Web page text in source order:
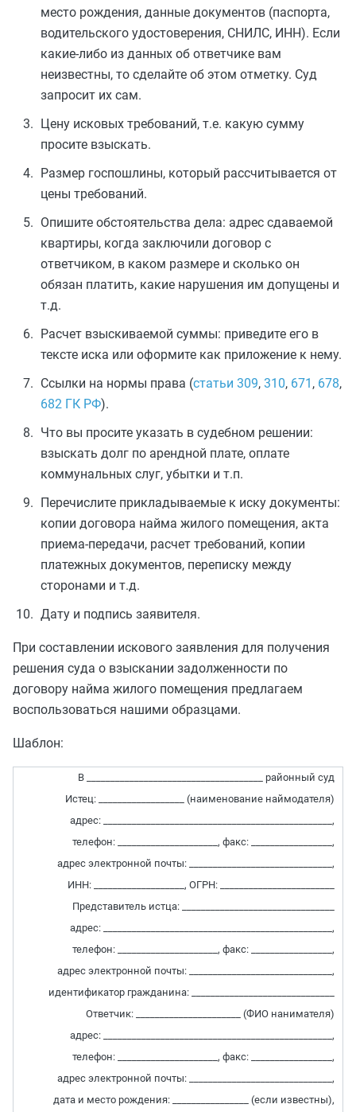
место рождения, данные документов (паспорта,
водительского удостоверения, СНИЛС, ИНН). Если
какие-либо из данных об ответчике вам
неизвестны, то сделайте об этом отметку. Суд
запросит их сам.
Цену исковых требований, т.е. какую сумму
просите взыскать.
Размер госпошлины, который рассчитывается от
цены требований.
Опишите обстоятельства дела: адрес сдаваемой
квартиры, когда заключили договор с
ответчиком, в каком размере и сколько он
обязан платить, какие нарушения им допущены и
т.д.
Расчет взыскиваемой суммы: приведите его в
тексте иска или оформите как приложение к нему.
Ссылки на нормы права (статьи 309, 310, 671 , 678,
682 ГК РФ).
Что вы просите указать в судебном решении:
взыскать долг по арендной плате, оплате
коммунальных слуг, убытки и т.п.
Перечислите прикладываемые к иску документы:
копии договора найма жилого помещения, акта
приема-передачи, расчет требований, копии
платежных документов, переписку между
сторонами и т.д.
Дату и подпись заявителя.
При составлении искового заявления для получения
решения суда о взыскании задолженности по
договору найма жилого помещения предлагаем
воспользоваться нашими образцами.
Шаблон:
В _____________________________________ районный суд
Истец: __________________ (наименование наймодателя)
адрес: ________________________________________________,
телефон: _____________________, факс: _________________,
адрес электронной почты: ______________________________,
ИНН: ___________________, ОГРН: ________________________
Представитель истца: ________________________________
адрес: ________________________________________________,
телефон: _____________________, факс: _________________,
адрес электронной почты: ______________________________,
идентификатор гражданина: ______________________________
Ответчик: ______________________ (ФИО нанимателя)
адрес: ________________________________________________,
телефон: _____________________, факс: _________________,
адрес электронной почты: ______________________________,
дата и место рождения: ________________ (если известны),